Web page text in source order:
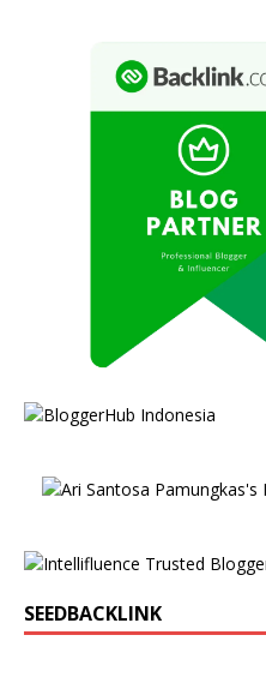
SEEDBACKLINK